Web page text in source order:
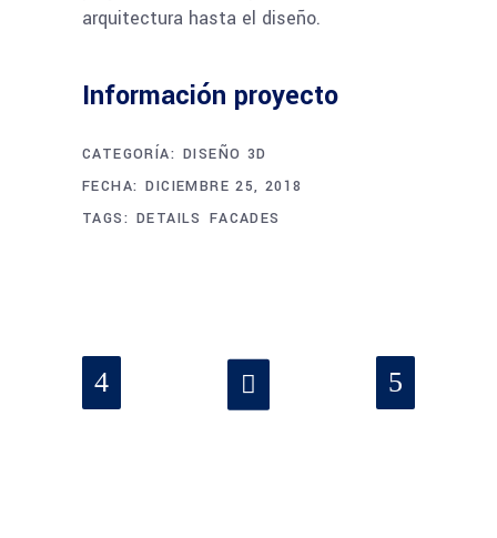
arquitectura hasta el diseño.
Información proyecto
CATEGORÍA: DISEÑO 3D
FECHA: DICIEMBRE 25, 2018
TAGS: DETAILS FACADES